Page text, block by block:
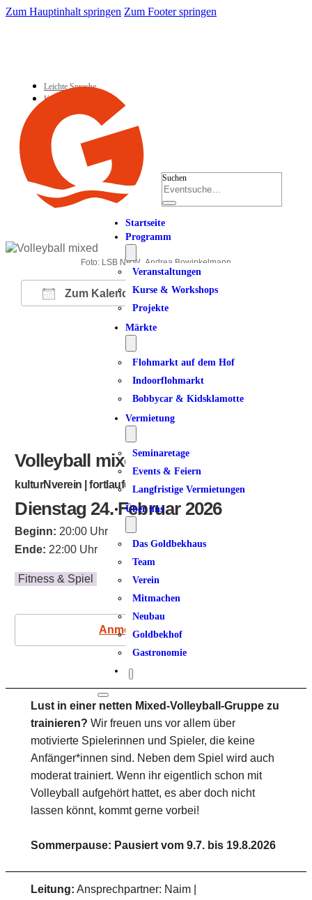
Zum Hauptinhalt springen Zum Footer springen
Leichte Sprache
Kontakt
Suchen
Startseite
Programm
Veranstaltungen
Kurse & Workshops
Projekte
Märkte
Flohmarkt auf dem Hof
Indoorflohmarkt
Bobbycar & Kidsklamotte
Vermietung
Seminaretage
Events & Feiern
Langfristige Vermietungen
Über uns
Das Goldbekhaus
Team
Verein
Mitmachen
Neubau
Goldbekhof
Gastronomie
Foto: LSB NRW_Andrea Bowinkelmann
Zum Kalender hinzufügen
ICS herunterladen
Google Kalender
iCalendarOffice 365
Volleyball mixed
kulturNverein | fortlaufend
Dienstag 24. Februar 2026
Beginn: 20:00 Uhr
Ende: 22:00 Uhr
Fitness & Spiel
Anmeldung
Lust in einer netten Mixed-Volleyball-Gruppe zu
trainieren? Wir freuen uns vor allem über
motivierte Spielerinnen und Spieler, die keine
Anfänger*innen sind. Neben dem Spiel wird auch
moderat trainiert. Wenn ihr eigentlich schon mit
Volleyball aufgehört hattet, es aber doch nicht
lassen könnt, kommt gerne vorbei!
Sommerpause: Pausiert vom 9.7. bis 19.8.2026
Leitung: Ansprechpartner: Naim |